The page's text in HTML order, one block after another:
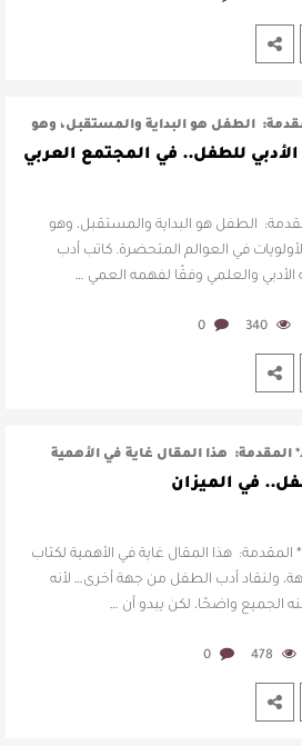
الطفل هو البداية والمستقبل، وهو
…
للطفل.. في المجتمع العربي
الطفل هو البداية والمستقبل، وهو
في العوالم المتحضرة. كاتب أدب
الأدبي والعلمي وفقًا لفهمه العمي …
340
0
هذا المقال غاية في الأهمية
من جهة، …
في الميزان
هذا المقال غاية في الأهمية لكتاب
ولنقاد أدب الطفل من جهة أخرى… لأنه
الجميع واضحًا، لكن يبدو أن …
478
0